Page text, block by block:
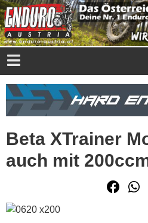
Beta XTrainer
auch mit